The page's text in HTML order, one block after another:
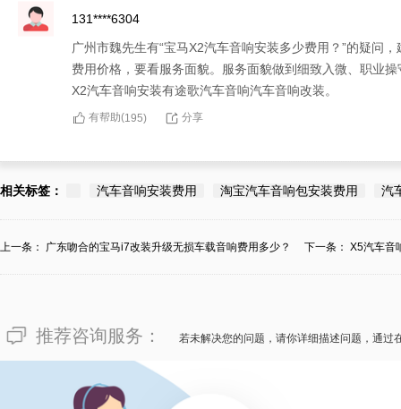
131****6304
广州市魏先生有“宝马X2汽车音响安装多少费用？”的疑问
费用价格，要看服务面貌。服务面貌做到细致入微、职业
X2汽车音响安装有途歌汽车音响汽车音响改装。
有帮助(195) 分享
相关标签： 汽车音响安装费用 淘宝汽车音响包安装费用 汽
上一条： 广东吻合的宝马i7改装升级无损车载音响费用多少？ 下一条： X5汽车音
推荐咨询服务： 若未解决您的问题，请你详细描述问题，通过